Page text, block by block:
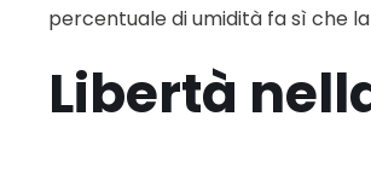
percentuale di umidità fa sì che
Libertà